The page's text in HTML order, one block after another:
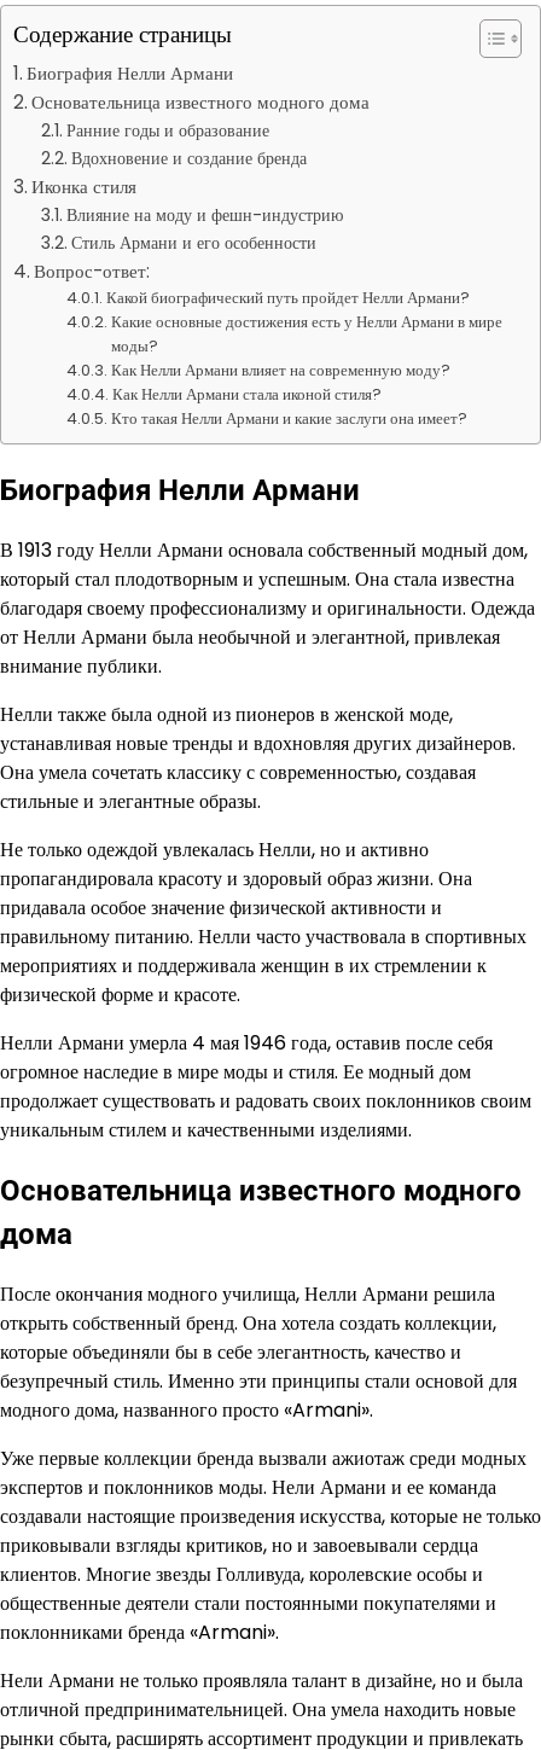
Содержание страницы
Биография Нелли Армани
Основательница известного модного дома
Ранние годы и образование
Вдохновение и создание бренда
Иконка стиля
Влияние на моду и фешн-индустрию
Стиль Армани и его особенности
Вопрос-ответ:
Какой биографический путь пройдет Нелли Армани?
Какие основные достижения есть у Нелли Армани в мире
моды?
Как Нелли Армани влияет на современную моду?
Как Нелли Армани стала иконой стиля?
Кто такая Нелли Армани и какие заслуги она имеет?
Биография Нелли Армани
В 1913 году Нелли Армани основала собственный модный дом,
который стал плодотворным и успешным. Она стала известна
благодаря своему профессионализму и оригинальности. Одежда
от Нелли Армани была необычной и элегантной, привлекая
внимание публики.
Нелли также была одной из пионеров в женской моде,
устанавливая новые тренды и вдохновляя других дизайнеров.
Она умела сочетать классику с современностью, создавая
стильные и элегантные образы.
Не только одеждой увлекалась Нелли, но и активно
пропагандировала красоту и здоровый образ жизни. Она
придавала особое значение физической активности и
правильному питанию. Нелли часто участвовала в спортивных
мероприятиях и поддерживала женщин в их стремлении к
физической форме и красоте.
Нелли Армани умерла 4 мая 1946 года, оставив после себя
огромное наследие в мире моды и стиля. Ее модный дом
продолжает существовать и радовать своих поклонников своим
уникальным стилем и качественными изделиями.
Основательница известного модного
дома
После окончания модного училища, Нелли Армани решила
открыть собственный бренд. Она хотела создать коллекции,
которые объединяли бы в себе элегантность, качество и
безупречный стиль. Именно эти принципы стали основой для
модного дома, названного просто «Armani».
Уже первые коллекции бренда вызвали ажиотаж среди модных
экспертов и поклонников моды. Нели Армани и ее команда
создавали настоящие произведения искусства, которые не только
приковывали взгляды критиков, но и завоевывали сердца
клиентов. Многие звезды Голливуда, королевские особы и
общественные деятели стали постоянными покупателями и
поклонниками бренда «Armani».
Нели Армани не только проявляла талант в дизайне, но и была
отличной предпринимательницей. Она умела находить новые
рынки сбыта, расширять ассортимент продукции и привлекать